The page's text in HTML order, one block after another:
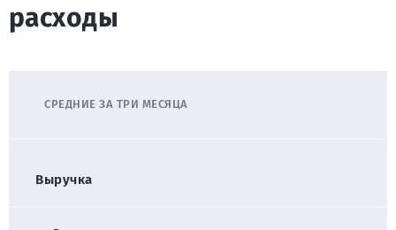
расходы
СРЕДНИЕ ЗА ТРИ МЕСЯЦА
Выручка